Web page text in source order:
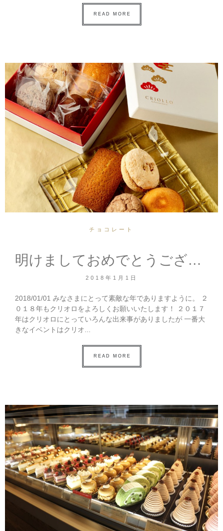
READ MORE
チョコレート
明けましておめでとうございます。
2018年1月1日
2018/01/01 みなさまにとって素敵な年でありますように。 ２
０１８年もクリオロをよろしくお願いいたします！ ２０１７
年はクリオロにとっていろんな出来事がありましたが 一番大
きなイベントはクリオ...
READ MORE